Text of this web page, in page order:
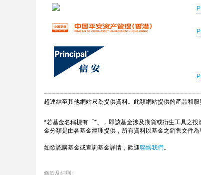
超連結至其他網站只為提供資料。此類網站提供的產品和
*若基金名稱標有「*」，即該基金涉及期貨或衍生工具之
金分類是由各基金經理提供，所有資料以基金之銷售文件為
如欲認購基金或查詢基金詳情，歡迎聯絡我們。
條款及細則: